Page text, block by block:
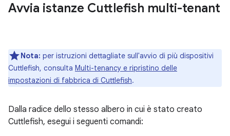
Avvia istanze Cuttlefish multi-tenant
Nota: per istruzioni dettagliate sull'avvio di più dispositivi
Cuttlefish, consulta Multi-tenancy e ripristino delle
impostazioni di fabbrica di Cuttlefish.
Dalla radice dello stesso albero in cui è stato creato
Cuttlefish, esegui i seguenti comandi: